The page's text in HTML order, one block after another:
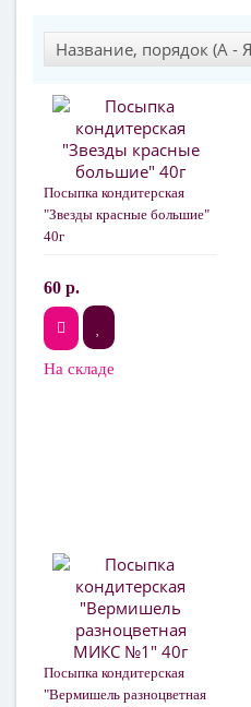
Посыпка кондитерская
"Звезды красные большие"
40г
60 р.
На складе
Посыпка кондитерская
"Вермишель разноцветная